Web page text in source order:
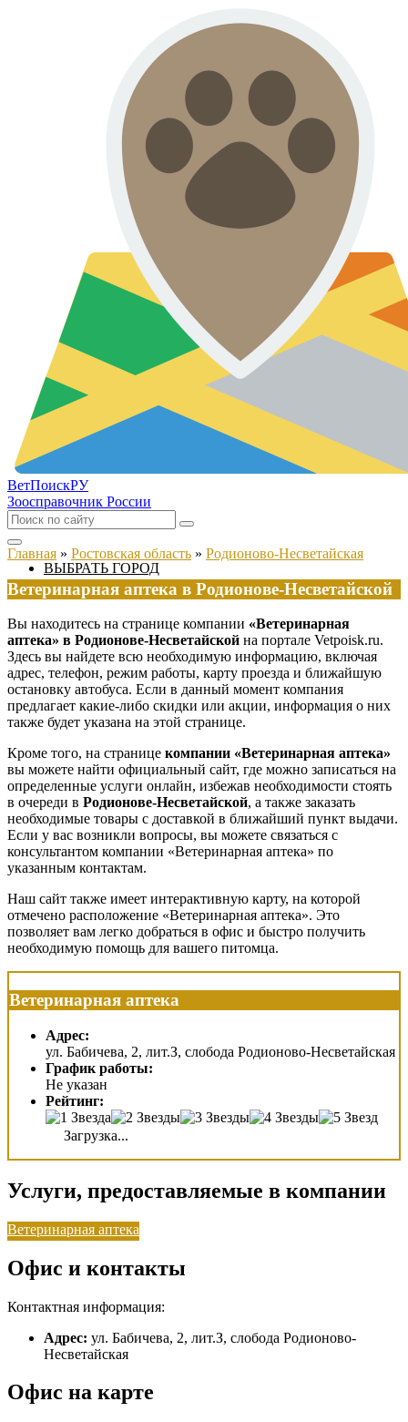
ВетПоискРУ
Зоосправочник России
ВЫБРАТЬ ГОРОД
Главная » Ростовская область » Родионово-Несветайская
Ветеринарная аптека в Родионове-Несветайской
Вы находитесь на странице компании «Ветеринарная
аптека» в Родионове-Несветайской на портале Vetpoisk.ru.
Здесь вы найдете всю необходимую информацию, включая
адрес, телефон, режим работы, карту проезда и ближайшую
остановку автобуса. Если в данный момент компания
предлагает какие-либо скидки или акции, информация о них
также будет указана на этой странице.
Кроме того, на странице компании «Ветеринарная аптека»
вы можете найти официальный сайт, где можно записаться на
определенные услуги онлайн, избежав необходимости стоять
в очереди в Родионове-Несветайской, а также заказать
необходимые товары с доставкой в ближайший пункт выдачи.
Если у вас возникли вопросы, вы можете связаться с
консультантом компании «Ветеринарная аптека» по
указанным контактам.
Наш сайт также имеет интерактивную карту, на которой
отмечено расположение «Ветеринарная аптека». Это
позволяет вам легко добраться в офис и быстро получить
необходимую помощь для вашего питомца.
Ветеринарная аптека
Адрес:
ул. Бабичева, 2, лит.З, слобода Родионово-Несветайская
График работы:
Не указан
Рейтинг:
Загрузка...
Услуги, предоставляемые в компании
Ветеринарная аптека
Офис и контакты
Контактная информация:
Адрес: ул. Бабичева, 2, лит.З, слобода Родионово-
Несветайская
Офис на карте